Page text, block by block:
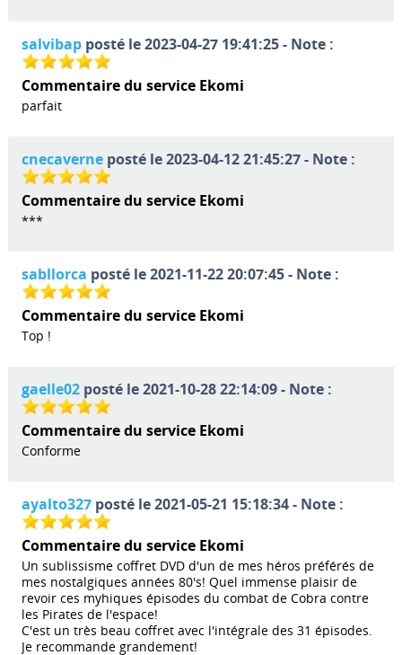
salvibapposté le 2023-04-27 19:41:25 - Note :
Commentaire du service Ekomi
parfait
cnecaverneposté le 2023-04-12 21:45:27 - Note :
Commentaire du service Ekomi
***
sabllorca posté le 2021-11-22 20:07:45 - Note :
Commentaire du service Ekomi
Top !
gaelle02posté le 2021-10-28 22:14:09 - Note :
Commentaire du service Ekomi
Conforme
ayalto327posté le 2021-05-21 15:18:34 - Note :
Commentaire du service Ekomi
Un sublissisme coffret DVD d'un de mes héros préférés de
mes nostalgiques années 80's! Quel immense plaisir de
revoir ces myhiques épisodes du combat de Cobra contre
les Pirates de l'espace!
C'est un très beau coffret avec l'intégrale des 31 épisodes.
Je recommande grandement!